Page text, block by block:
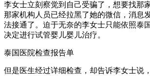
李女士立刻察觉到自己受骗了，想要找那
那家机构人员已经拉黑了她的微信，消息
法接通了。迫于无奈的李女士只能依照泰
决定进行试管婴儿婴儿治疗。
泰国医院检查报告单
但是医生经过详细检查，却告诉李女士说